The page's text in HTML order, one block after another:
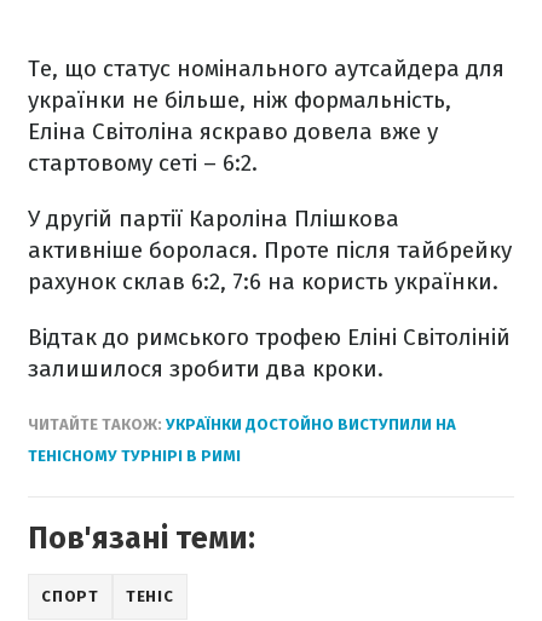
Те, що статус номінального аутсайдера для
українки не більше, ніж формальність,
Еліна Світоліна яскраво довела вже у
стартовому сеті – 6:2.
У другій партії Кароліна Плішкова
активніше боролася. Проте після тайбрейку
рахунок склав 6:2, 7:6 на користь українки.
Відтак до римського трофею Еліні Світоліній
залишилося зробити два кроки.
ЧИТАЙТЕ ТАКОЖ: УКРАЇНКИ ДОСТОЙНО ВИСТУПИЛИ НА
ТЕНІСНОМУ ТУРНІРІ В РИМІ
Пов'язані теми:
СПОРТ ТЕНІС